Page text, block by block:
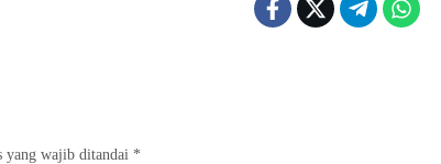
yang wajib ditandai *